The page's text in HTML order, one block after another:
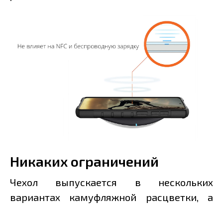
Никаких ограничений
Чехол выпускается в нескольких
вариантах камуфляжной расцветки, а